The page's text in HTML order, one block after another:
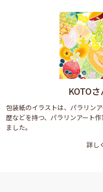
KOTO
包装紙のイラストは、パラリン
歴などを持つ、パラリンアート
ました。
詳し